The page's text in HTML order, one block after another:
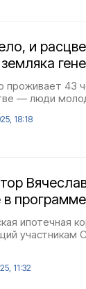
и
проживает 43
— люди
18:18
в
ипотечная
участникам
11:32